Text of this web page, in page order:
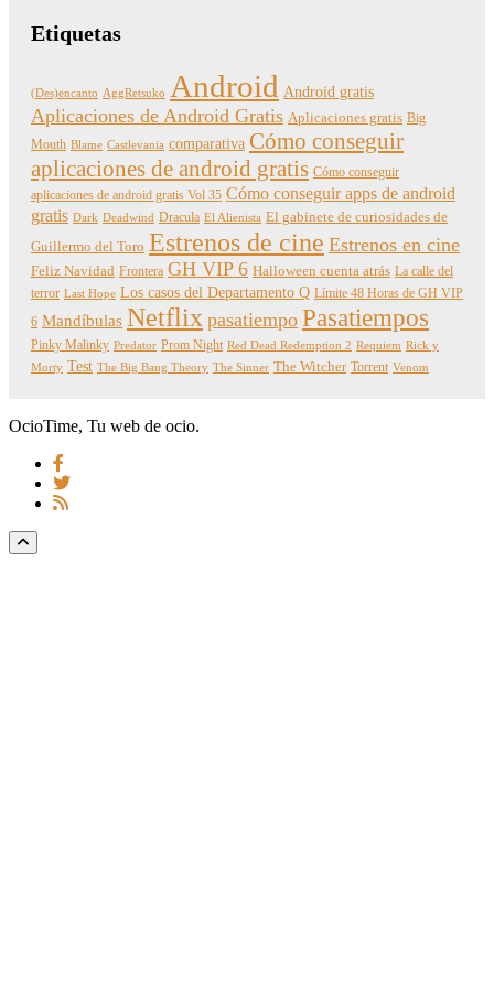
Etiquetas
(Des)encanto AggRetsuko Android Android gratis
Aplicaciones de Android Gratis Aplicaciones gratis Big
Mouth Blame Castlevania comparativa Cómo conseguir
aplicaciones de android gratis Cómo conseguir
aplicaciones de android gratis Vol 35 Cómo conseguir apps de android
gratis Dark Deadwind Dracula El Alienista El gabinete de curiosidades de
Guillermo del Toro Estrenos de cine Estrenos en cine
Feliz Navidad Frontera GH VIP 6 Halloween cuenta atrás La calle del
terror Last Hope Los casos del Departamento Q Límite 48 Horas de GH VIP
6 Mandíbulas Netflix pasatiempo Pasatiempos
Pinky Malinky Predator Prom Night Red Dead Redemption 2 Requiem Rick y
Morty Test The Big Bang Theory The Sinner The Witcher Torrent Venom
OcioTime, Tu web de ocio.